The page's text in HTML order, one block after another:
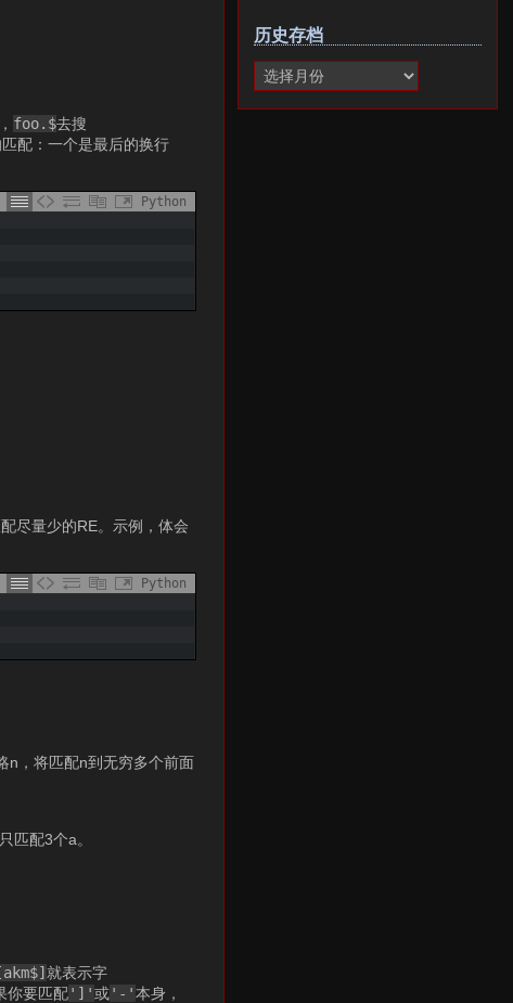
foo.$去搜
配：一个是最后的换行
Python
尽量少的RE。示例，体会
Python
n，将匹配n到无穷多个前面
匹配3个a。
[akm$]就表示字
你要匹配']'或'-'本身，
历史存档